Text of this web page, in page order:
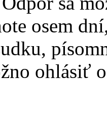
osem
ohlásiť